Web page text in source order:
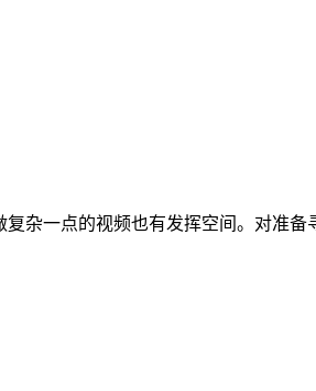
杂一点的视频也有发挥空间。对准